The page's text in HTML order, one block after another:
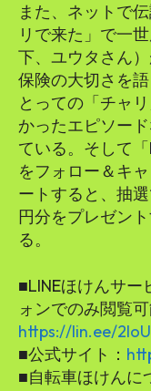
また、ネットで
リで来た」で一
下、ユウタさん
保険の大切さを
とっての「チャ
かったエピソー
ている。そして
をフォロー＆キ
ートすると、抽
円分をプレゼン
る。
■LINEほけんサ
ォンでのみ閲覧可
https://lin.ee/
■公式サイト：
■自転車ほけんに